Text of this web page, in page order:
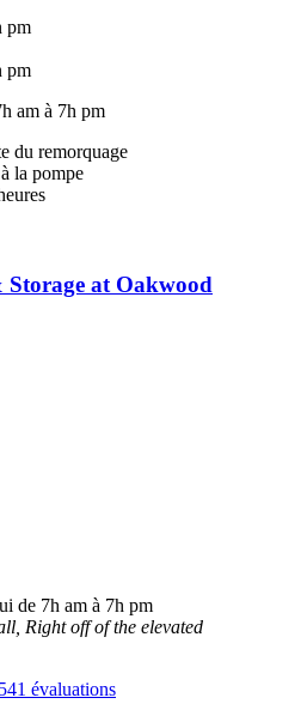
pm
pm
am à 7h pm
du remorquage
la pompe
at Oakwood
de 7h am à 7h pm
Right off of the elevated
évaluations